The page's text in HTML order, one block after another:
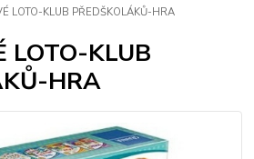
LOTO-KLUB PŘEDŠKOLÁKŮ-HRA
LOTO-KLUB
HRA